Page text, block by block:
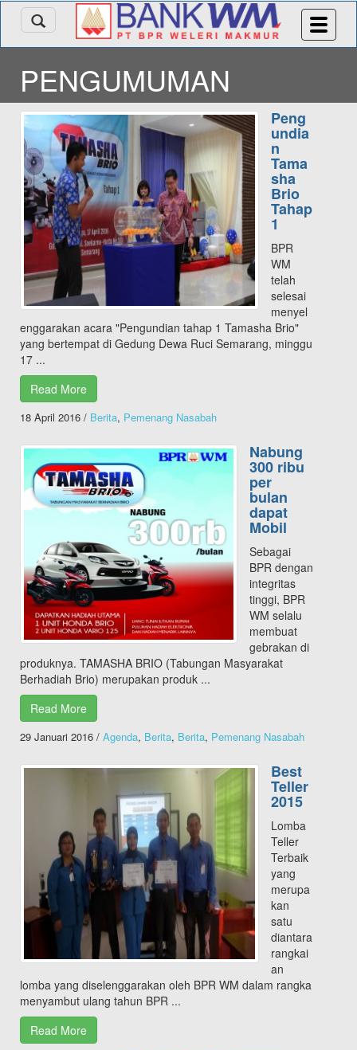
PENGUMUMAN
Peng
undia
n
Tama
sha
Brio
Tahap
1
BPR
WM
telah
selesai
menyel
enggarakan acara "Pengundian tahap 1 Tamasha Brio"
yang bertempat di Gedung Dewa Ruci Semarang, minggu
17 ...
Read More
18 April 2016 / Berita, Pemenang Nasabah
Nabung
300 ribu
per
bulan
dapat
Mobil
Sebagai
BPR dengan
integritas
tinggi, BPR
WM selalu
membuat
gebrakan di
produknya. TAMASHA BRIO (Tabungan Masyarakat
Berhadiah Brio) merupakan produk ...
Read More
29 Januari 2016 / Agenda, Berita, Berita, Pemenang Nasabah
Best
Teller
2015
Lomba
Teller
Terbaik
yang
merupa
kan
satu
diantara
rangkai
an
lomba yang diselenggarakan oleh BPR WM dalam rangka
menyambut ulang tahun BPR ...
Read More